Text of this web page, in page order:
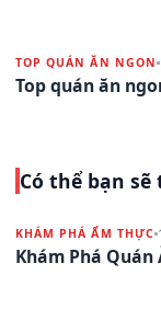
TOP QUÁN ĂN NGON
Top quán ăn
Có thể bạn sẽ
KHÁM PHÁ ẨM THỰC
Khám Phá